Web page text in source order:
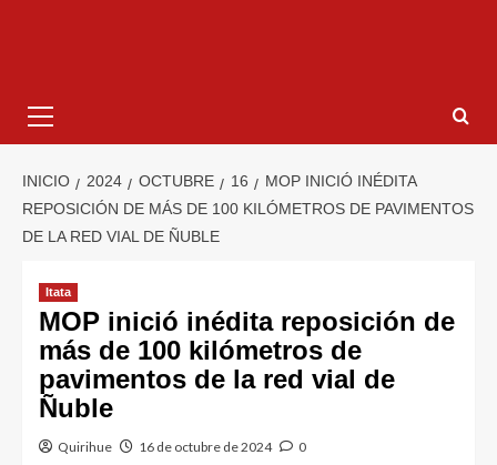
INICIO 2024 OCTUBRE 16
MOP INICIÓ INÉDITA
REPOSICIÓN DE MÁS DE 100 KILÓMETROS DE PAVIMENTOS
DE LA RED VIAL DE ÑUBLE
Itata
MOP inició inédita reposición de
más de 100 kilómetros de
pavimentos de la red vial de
Ñuble
Quirihue 16 de octubre de 2024 0